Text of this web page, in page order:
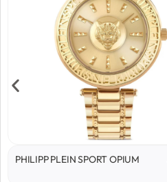
PHILIPP PLEIN SPORT OPIUM